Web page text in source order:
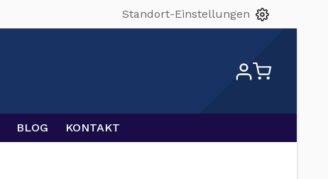
Standort-Einstellungen
BLOG KONTAKT